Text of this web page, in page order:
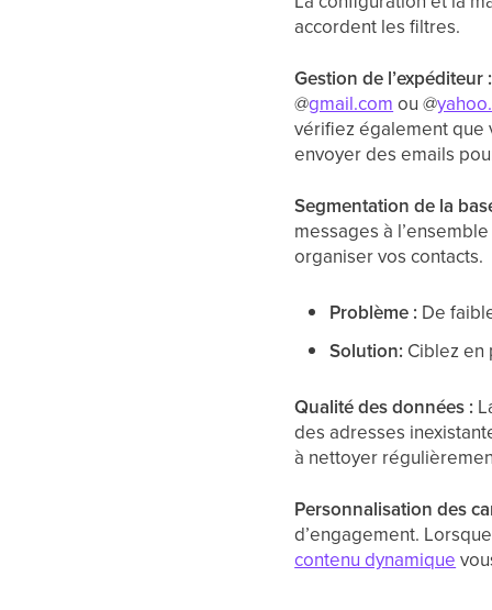
accordent les filtres.
Gestion de l’expéditeur :
@gmail.com ou @
vérifiez également que
envoyer des emails
Segmentation de la
messages à
organiser vos contacts.
Problème : De
Solution: Ciblez en
Qualité des données :
des adresses
à nettoyer
Personnalisation des
d’engagement.
contenu dynamique